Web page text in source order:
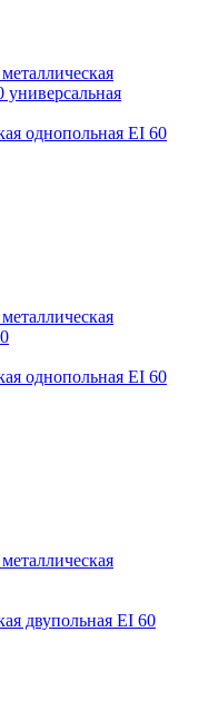
однопольная EI 60
однопольная EI 60
двупольная EI 60